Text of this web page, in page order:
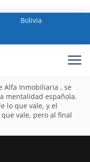
Bolivia
Alfa Inmobiliaria , se
mentalidad española.
lo que vale, y el
vale, pero al final